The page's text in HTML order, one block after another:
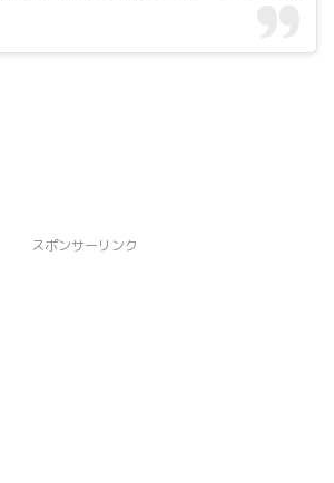
スポンサーリンク